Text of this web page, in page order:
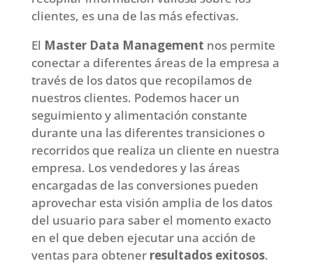
clientes, es una de las más efectivas.
El Master Data Management nos permite
conectar a diferentes áreas de la empresa a
través de los datos que recopilamos de
nuestros clientes. Podemos hacer un
seguimiento y alimentación constante
durante una las diferentes transiciones o
recorridos que realiza un cliente en nuestra
empresa. Los vendedores y las áreas
encargadas de las conversiones pueden
aprovechar esta visión amplia de los datos
del usuario para saber el momento exacto
en el que deben ejecutar una acción de
ventas para obtener resultados exitosos.